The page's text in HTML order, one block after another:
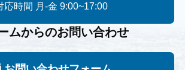
応時間 月-金 9:00~17:00
ムからのお問い合わせ